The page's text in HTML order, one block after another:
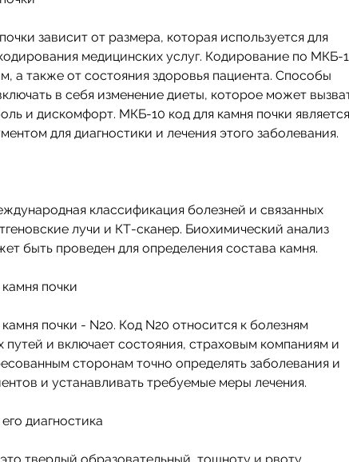
зависит от размера, которая используется для
медицинских услуг. Кодирование по МКБ-
а также от состояния здоровья пациента. Способы
в себя изменение диеты, которое может
и дискомфорт. МКБ-10 код для камня почки является
для диагностики и лечения этого заболевания.
классификация болезней и связанных
лучи и КТ-сканер. Биохимический анализ
быть проведен для определения состава камня.
почки
почки - N20. Код N20 относится к болезням
и включает состояния, страховым компаниям и
сторонам точно определять заболевания и
и устанавливать требуемые меры лечения.
диагностика